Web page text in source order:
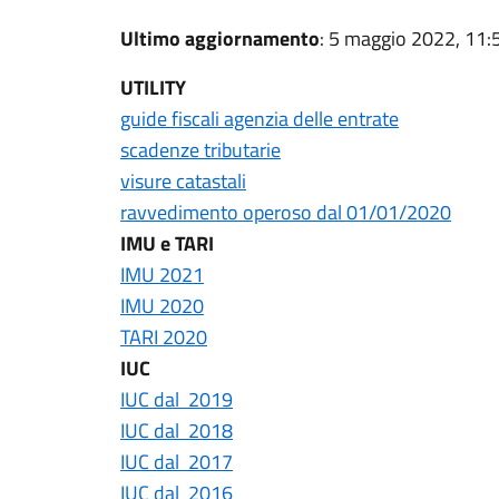
Ultimo aggiornamento: 5 maggio 2022,
UTILITY
guide fiscali agenzia delle entrate
scadenze tributarie
visure catastali
ravvedimento operoso dal 01/01/2020
IMU e TARI
IMU 2021
IMU 2020
TARI 2020
IUC
IUC dal 2019
IUC dal 2018
IUC dal 2017
IUC dal 2016